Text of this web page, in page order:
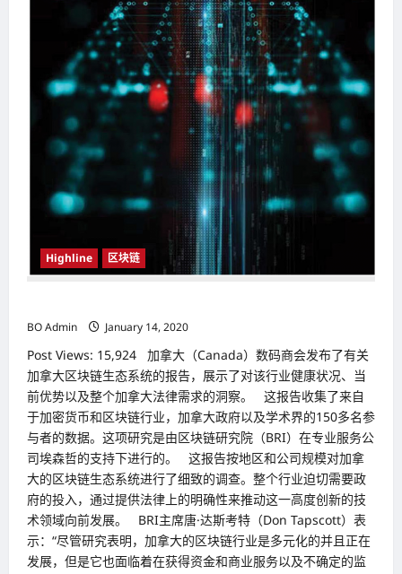
Highline 区块链
BO Admin
January 14, 2020
Post Views: 15,924 加拿大（Canada）数码商会发布了有关
加拿大区块链生态系统的报告，展示了对该行业健康状况、当
前优势以及整个加拿大法律需求的洞察。 这报告收集了来自
于加密货币和区块链行业，加拿大政府以及学术界的150多名参
与者的数据。这项研究是由区块链研究院（BRI）在专业服务公
司埃森哲的支持下进行的。 这报告按地区和公司规模对加拿
大的区块链生态系统进行了细致的调查。整个行业迫切需要政
府的投入，通过提供法律上的明确性来推动这一高度创新的技
术领域向前发展。 BRI主席唐·达斯考特（Don Tapscott）表
示：“尽管研究表明，加拿大的区块链行业是多元化的并且正在
发展，但是它也面临着在获得资金和商业服务以及不确定的监